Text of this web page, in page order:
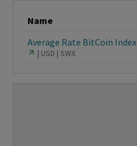
Name
Average Rate BitCoin Index
USD SWX